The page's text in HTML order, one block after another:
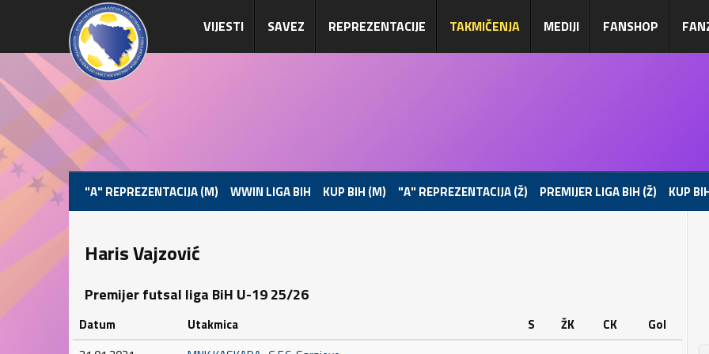
VIJESTI SAVEZ REPREZENTACIJE TAKMIČENJA MEDIJI FANSHOP
"A" REPREZENTACIJA (M) WWIN LIGA BIH KUP BIH (M) "A" REPREZENTACIJA (Ž) PREMIJER LIGA BIH (Ž) KUP
Haris Vajzović
Premijer futsal liga BiH U-19 25/26
Datum Utakmica S ŽK CK
Gol